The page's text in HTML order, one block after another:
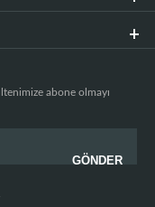
abone olmayı